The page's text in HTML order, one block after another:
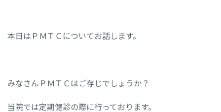
本日はＰＭＴＣについてお話します。
みなさんＰＭＴＣはご存じでしょうか？
当院では定期健診の際に行っております。